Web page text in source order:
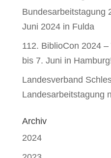
Bundesarbeitstagung
Juni 2024 in Fulda
112. BiblioCon 2024
bis 7. Juni in
Landesverband
Landesarbeitstagung
Archiv
2024